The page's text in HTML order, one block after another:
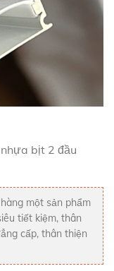
bịt 2 đầu
một sản phẩm
tiết kiệm, thân
cấp, thân thiện